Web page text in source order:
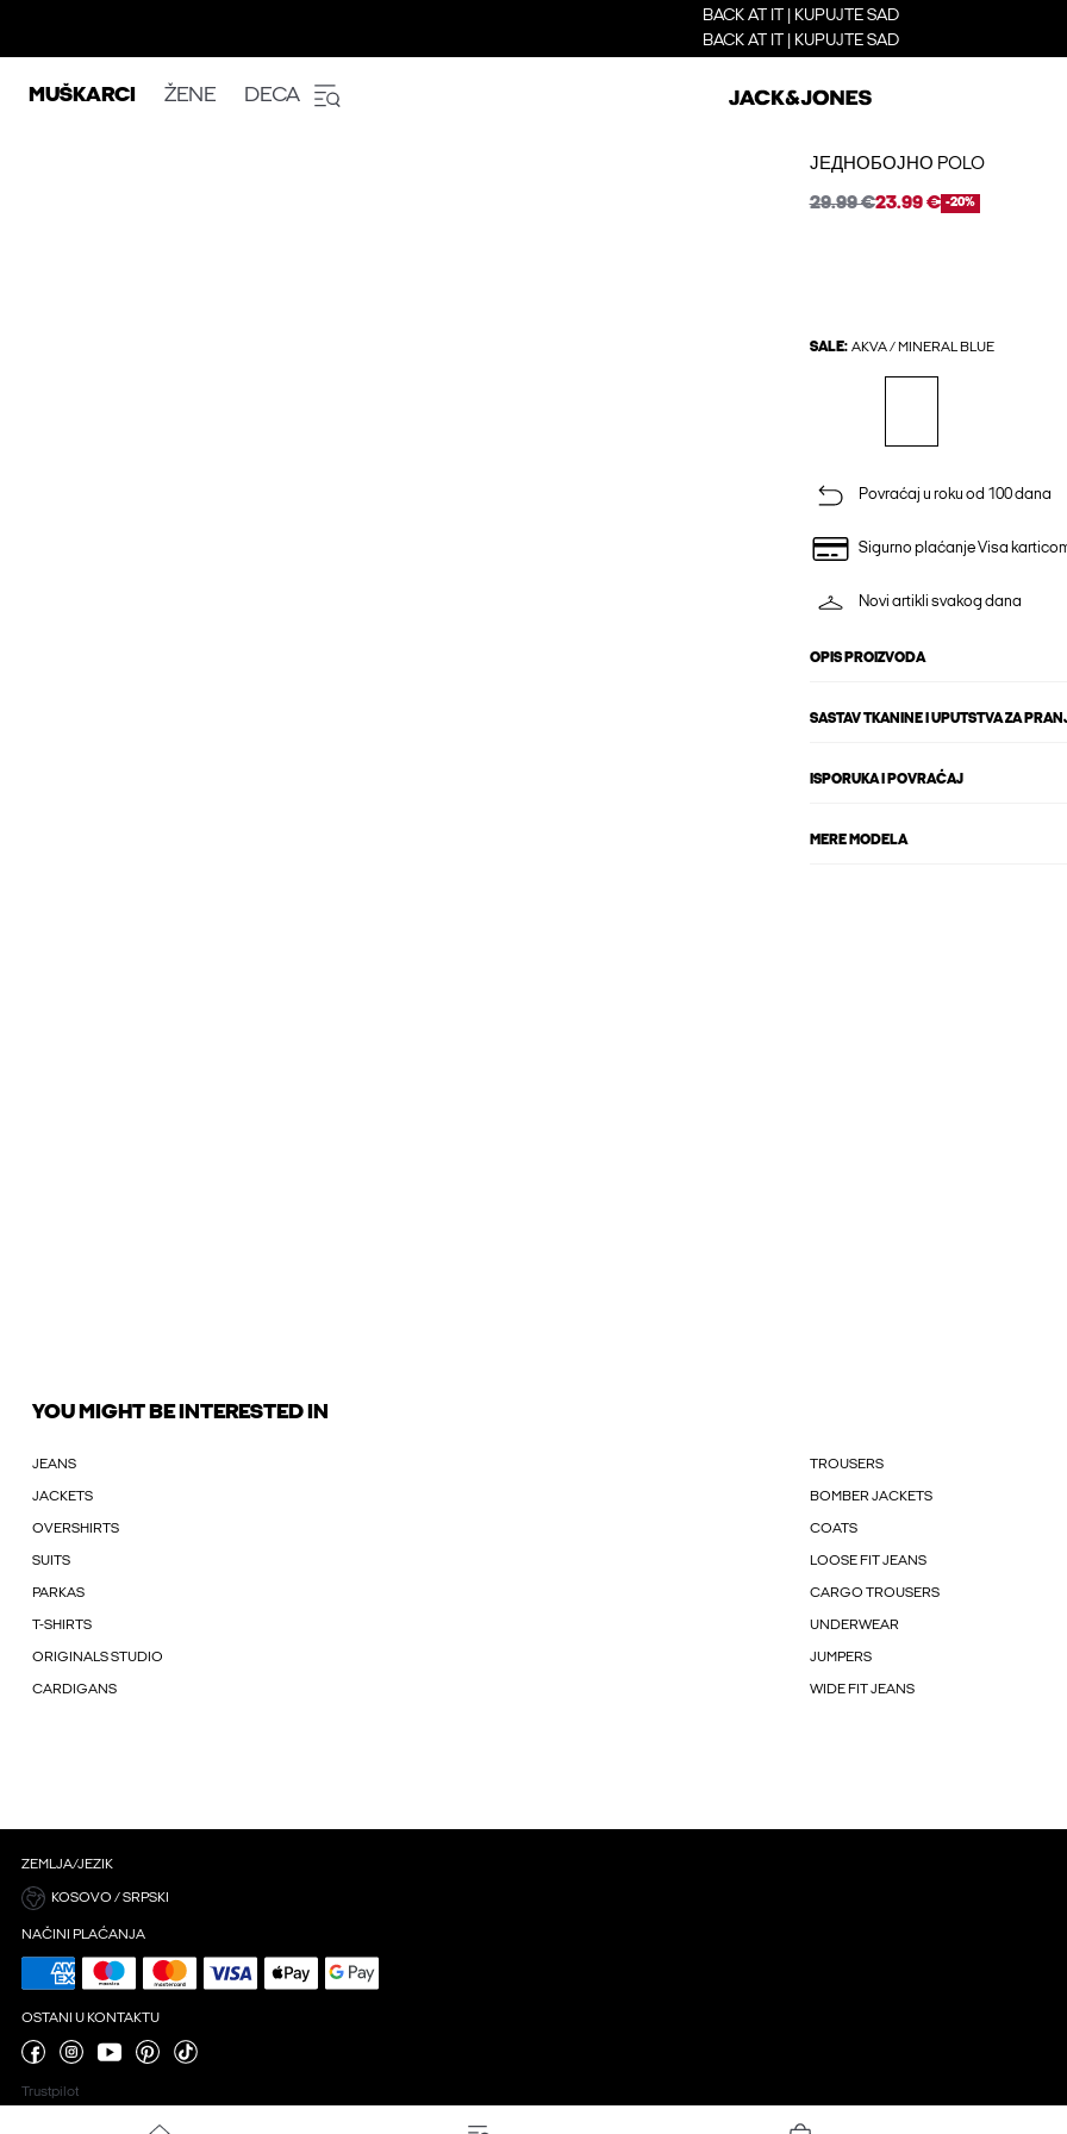
BACK AT IT | KUPUJTE SAD
BACK AT IT | KUPUJTE SAD
MUŠKARCI ŽENE DECA
ЈЕДНОБОЈНО POLO
29.99 €23.99 € -20%
SALE: AKVA / MINERAL BLUE
Povraćaj u roku od 100 dana
Sigurno plaćanje Visa
Novi artikli svakog dana
OPIS PROIZVODA
SASTAV TKANINE I UPUTSTVA ZA
ISPORUKA I POVRAĆAJ
MERE MODELA
YOU MIGHT BE INTERESTED IN
JEANS TROUSERS
JACKETS BOMBER JACKETS
OVERSHIRTS COATS
SUITS LOOSE FIT JEANS
PARKAS CARGO TROUSERS
T-SHIRTS UNDERWEAR
ORIGINALS STUDIO JUMPERS
CARDIGANS WIDE FIT JEANS
ZEMLJA/JEZIK
KOSOVO / SRPSKI
NAČINI PLAĆANJA
OSTANI U KONTAKTU
Trustpilot